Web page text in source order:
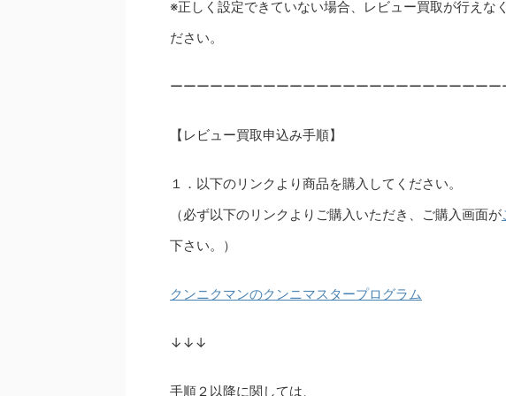
※正しく設定できていない場合、レビュー買取が行えな
ださい。
ーーーーーーーーーーーーーーーーーーーーーーーーー
【レビュー買取申込み手順】
１．以下のリンクより商品を購入してください。
（必ず以下のリンクよりご購入いただき、ご購入画面が
下さい。）
クンニクマンのクンニマスタープログラム
↓↓↓
手順２以降に関しては、